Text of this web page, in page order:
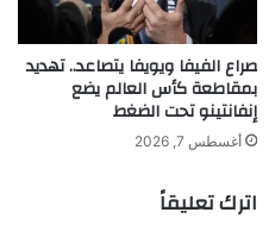
ا
ل
ح
ظ
ح
د
ث
ا
ف
صراع الفيفا ويويفا يتصاعد.. تهديد
بمقاطعة كأس العالم يضع
إنفانتينو تحت الضغط
أغسطس 7, 2026
اترك تعليقاً